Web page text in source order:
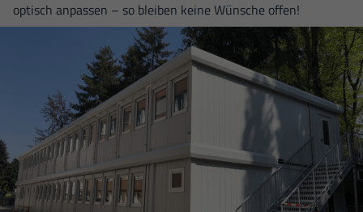
optisch anpassen – so bleiben keine Wünsche offen!